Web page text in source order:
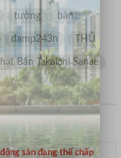
tướng bàn
đamp243n THỦ
Bản Takaichi Sanae
sản đang thế chấp